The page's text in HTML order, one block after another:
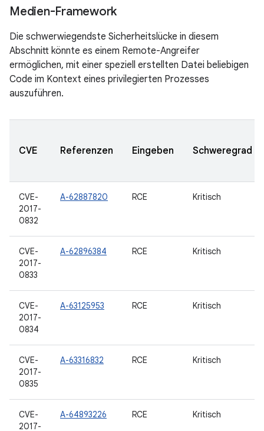
Medien-Framework
Die schwerwiegendste Sicherheitslücke in diesem
Abschnitt könnte es einem Remote-Angreifer
ermöglichen, mit einer speziell erstellten Datei beliebigen
Code im Kontext eines privilegierten Prozesses
auszuführen.
CVE Referenzen Eingeben Schweregrad
CVE-
2017-
0832
A-62887820 RCE Kritisch
CVE-
2017-
0833
A-62896384 RCE Kritisch
CVE-
2017-
0834
A-63125953 RCE Kritisch
CVE-
2017-
0835
A-63316832 RCE Kritisch
CVE-
2017-
A-64893226 RCE Kritisch